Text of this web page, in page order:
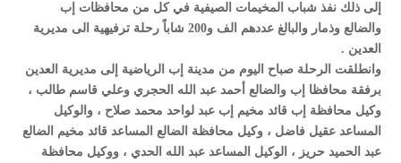
إلى ذلك نفذ شباب المخيمات الصيفية في كل من محافظات إب
والضالع وذمار والبالغ عددهم الف و200 شاباً رحلة ترفيهية الى مديرية
العدين .
وانطلقت الرحلة صباح اليوم من مدينة إب الرياضية إلى مديرية العدين
برفقة محافظا إب والضالع أحمد عبد الله الحجري وعلي قاسم طالب ،
وكيل محافظة إب قائد مخيم إب عبد لواحد محمد صلاح ، والوكيل
المساعد عقيل فاضل ، وكيل محافظة الضالع المساعد قائد مخيم الضالع
عبد الحميد حريز ، الوكيل المساعد عبد الله الحدي ، ووكيل محافظة